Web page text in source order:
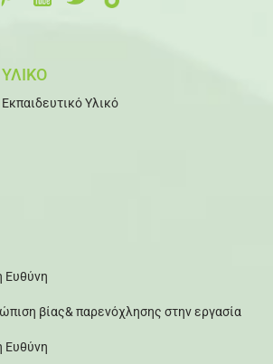
Υλικό
Ευθύνη
βίας& παρενόχλησης στην εργασία
Ευθύνη